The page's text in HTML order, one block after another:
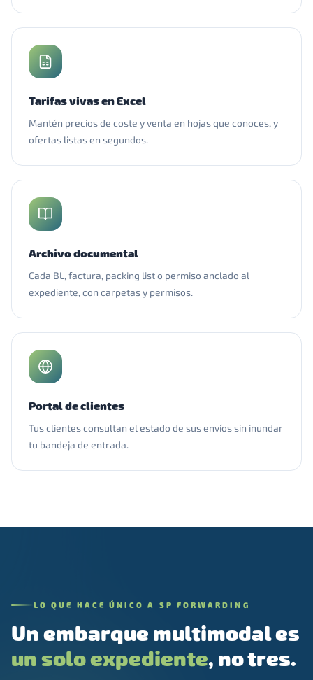
Tarifas vivas en Excel
Mantén precios de coste y venta en hojas que conoces, y
ofertas listas en segundos.
Archivo documental
Cada BL, factura, packing list o permiso anclado al
expediente, con carpetas y permisos.
Portal de clientes
Tus clientes consultan el estado de sus envíos sin inundar
tu bandeja de entrada.
LO QUE HACE ÚNICO A SP FORWARDING
Un embarque multimodal es
un solo expediente, no tres.